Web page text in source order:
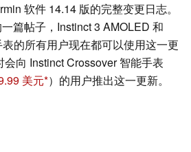
软件 14.14 版的完整变更日志。
篇帖子，Instinct 3 AMOLED 和
的所有用户现在都可以使用这一更
向 Instinct Crossover 智能手表
美元 ）的用户推出这一更新。